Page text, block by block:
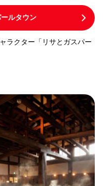
ルタウン
ラクター「リサとガスパー